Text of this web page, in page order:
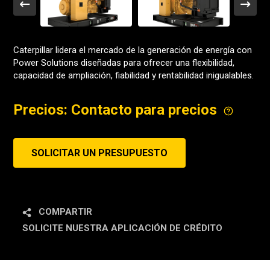
Caterpillar lidera el mercado de la generación de energía con
Power Solutions diseñadas para ofrecer una flexibilidad,
capacidad de ampliación, fiabilidad y rentabilidad inigualables.
Precios: Contacto para precios
SOLICITAR UN PRESUPUESTO
COMPARTIR
SOLICITE NUESTRA APLICACIÓN DE CRÉDITO